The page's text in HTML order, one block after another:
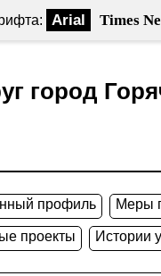
Arial Times
город
профиль Меры
проекты Истории